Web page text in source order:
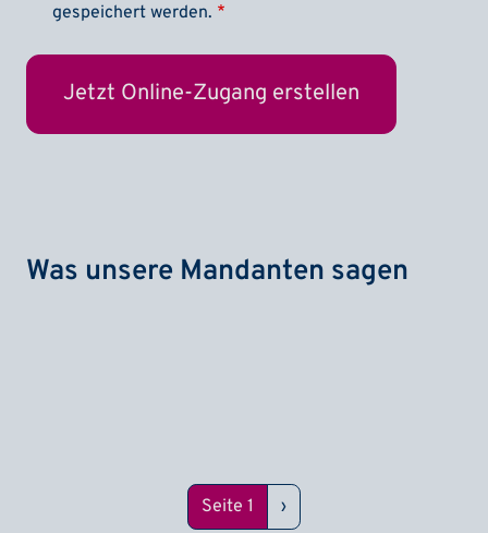
gespeichert werden.
Was unsere Mandanten sagen
Seitennummerierung
Seite 1 Nächste Seite
›